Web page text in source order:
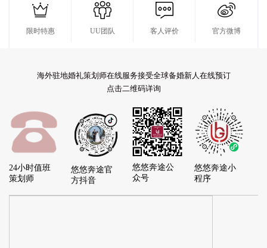

限时特惠

UU团队

客人评价

官方微博
海外驻地婚礼策划师在线服务接受全球备婚新人在线预订
点击二维码详询
24小时值班
策划师
悠悠奔途官
方抖音
悠悠奔途公
众号
悠悠奔途小
程序